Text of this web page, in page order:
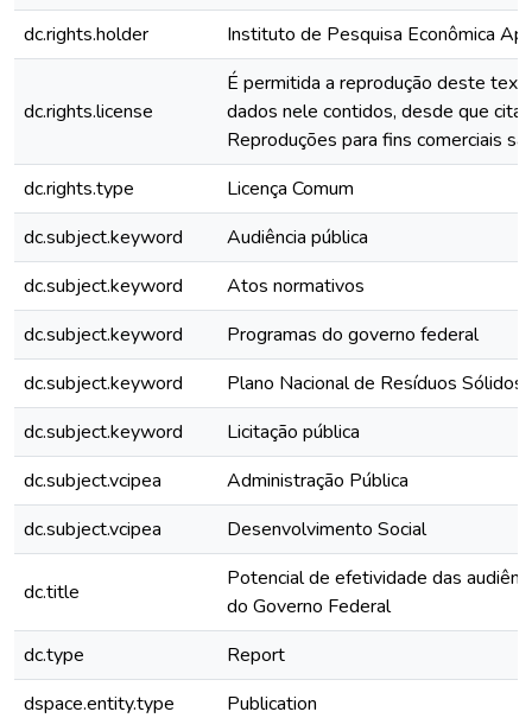
dc.rights.holder
Instituto de Pesquisa Econômica
dc.rights.license
É permitida a reprodução deste
dados nele contidos, desde que
Reproduções para fins comerciais
dc.rights.type
Licença Comum
dc.subject.keyword
Audiência pública
dc.subject.keyword
Atos normativos
dc.subject.keyword
Programas do governo federal
dc.subject.keyword
Plano Nacional de Resíduos Sólidos
dc.subject.keyword
Licitação pública
dc.subject.vcipea
Administração Pública
dc.subject.vcipea
Desenvolvimento Social
dc.title
Potencial de efetividade das
do Governo Federal
dc.type
Report
dspace.entity.type
Publication